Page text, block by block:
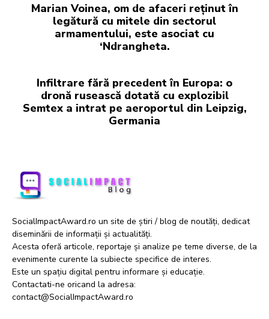
Marian Voinea, om de afaceri reținut în
legătură cu mitele din sectorul
armamentului, este asociat cu
‘Ndrangheta.
Infiltrare fără precedent în Europa: o
dronă rusească dotată cu explozibil
Semtex a intrat pe aeroportul din Leipzig,
Germania
SocialImpactAward.ro un site de știri / blog de noutăți, dedicat
diseminării de informații și actualități.
Acesta oferă articole, reportaje și analize pe teme diverse, de la
evenimente curente la subiecte specifice de interes.
Este un spațiu digital pentru informare și educație.
Contactati-ne oricand la adresa:
contact@SocialImpactAward.ro